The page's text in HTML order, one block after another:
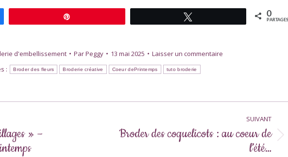
0
PARTAGES
d'embellissement ParPeggy 13 mai 2025
Laisser un commentaire
:
Broder des fleurs Broderie créative Coeur dePrintemps tuto broderie
» –
SUIVANT
ArticleBroder des coquelicots : au coeur de
l’été…